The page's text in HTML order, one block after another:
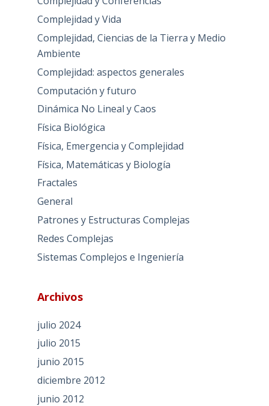
Complejidad y Vida
Complejidad, Ciencias de la Tierra y Medio
Ambiente
Complejidad: aspectos generales
Computación y futuro
Dinámica No Lineal y Caos
Física Biológica
Física, Emergencia y Complejidad
Física, Matemáticas y Biología
Fractales
General
Patrones y Estructuras Complejas
Redes Complejas
Sistemas Complejos e Ingeniería
Archivos
julio 2024
julio 2015
junio 2015
diciembre 2012
junio 2012